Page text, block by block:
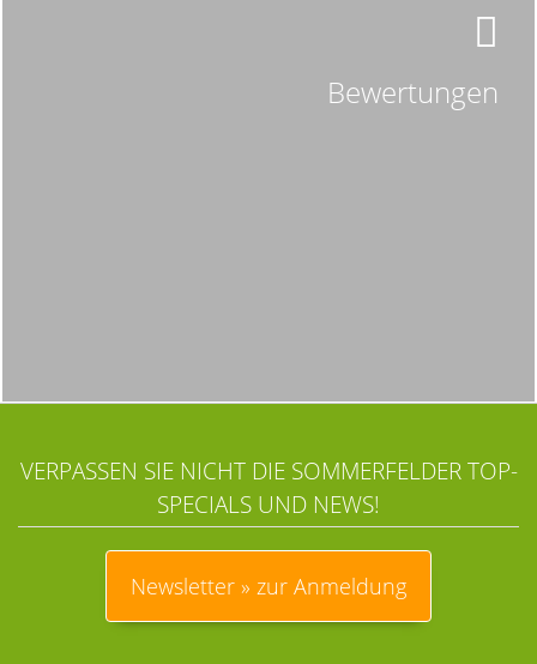
Bewertungen
VERPASSEN SIE NICHT DIE SOMMERFELDER TOP-
SPECIALS UND NEWS!
Newsletter » zur Anmeldung